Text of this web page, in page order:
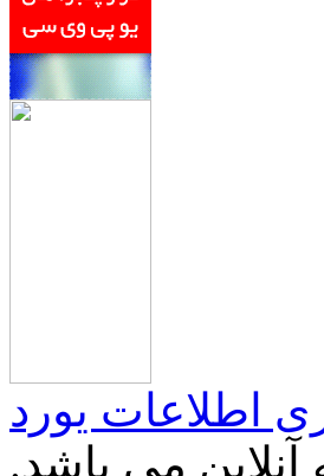
اطلاعات یورد
می باشد.